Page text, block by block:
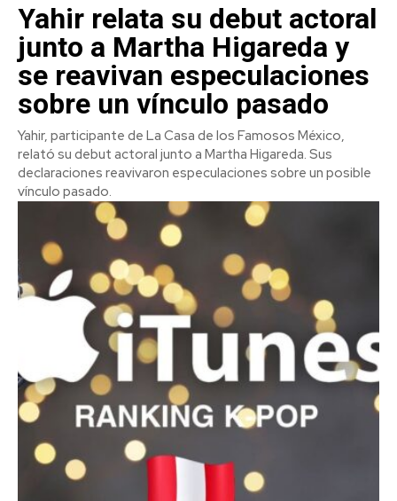
Yahir relata su debut actoral
junto a Martha Higareda y
se reavivan especulaciones
sobre un vínculo pasado
Yahir, participante de La Casa de los Famosos México,
relató su debut actoral junto a Martha Higareda. Sus
declaraciones reavivaron especulaciones sobre un posible
vínculo pasado.